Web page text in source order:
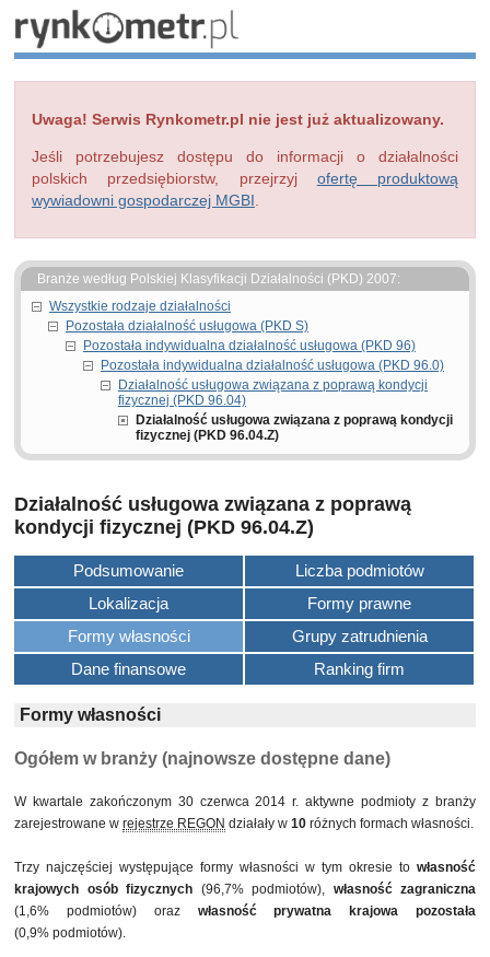
Uwaga! Serwis Rynkometr.pl nie jest już aktualizowany.
Jeśli potrzebujesz dostępu do informacji o działalności
polskich przedsiębiorstw, przejrzyj ofertę produktową
wywiadowni gospodarczej MGBI
Branże według Polskiej Klasyfikacji Działalności (PKD) 2007:
Wszystkie rodzaje działalności
Pozostała działalność usługowa (PKD S)
Pozostała indywidualna działalność usługowa (PKD 96)
Pozostała indywidualna działalność usługowa (PKD 96.0)
Działalność usługowa związana z poprawą kondycji
fizycznej (PKD 96.04)
Działalność usługowa związana z poprawą kondycji
fizycznej (PKD 96.04.Z)
Działalność usługowa związana z poprawą
kondycji fizycznej (PKD 96.04.Z)
Podsumowanie
Liczba podmiotów
Lokalizacja
Formy prawne
Formy własności
Grupy zatrudnienia
Dane finansowe
Ranking firm
Formy własności
Ogółem w branży (najnowsze dostępne dane)
W kwartale zakończonym 30 czerwca 2014 r. aktywne podmioty z branży
zarejestrowane w rejestrze REGON działały w 10 różnych formach własności.
Trzy najczęściej występujące formy własności w tym okresie to własność
krajowych osób fizycznych (96,7% podmiotów), własność zagraniczna
(1,6% podmiotów) oraz własność prywatna krajowa pozostała
(0,9% podmiotów).